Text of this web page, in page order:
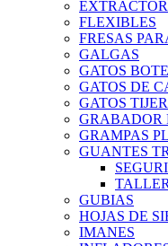
FLEXIBLES
FRESAS
GALGAS
GATOS
GATOS DE
GATOS
GRABADOR
GRAMPAS
GUANTES
TALLER
GUBIAS
HOJAS DE
IMANES